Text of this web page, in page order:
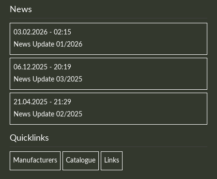
News
03.02.2026 - 02:15
News Update 01/2026
06.12.2025 - 20:19
News Update 03/2025
21.04.2025 - 21:29
News Update 02/2025
Quicklinks
Manufacturers Catalogue Links